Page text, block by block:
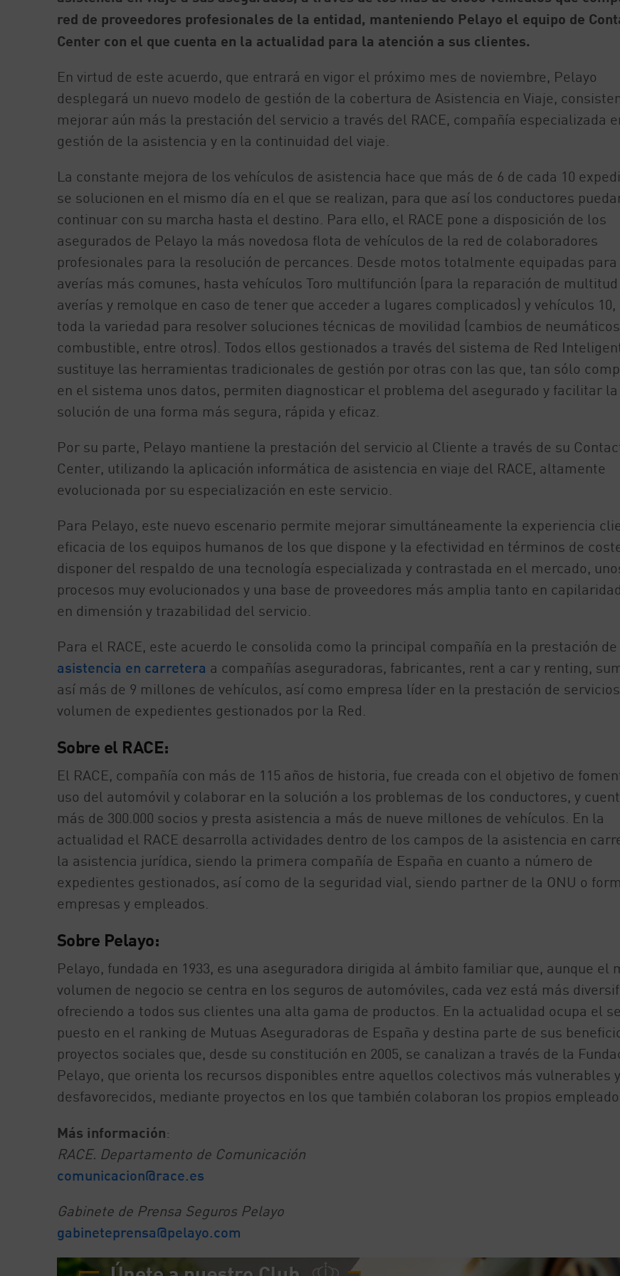
red de proveedores profesionales de la entidad, manteniendo Pelayo el equipo de
Center con el que cuenta en la actualidad para la atención a sus clientes.
En virtud de este acuerdo, que entrará en vigor el próximo mes de noviembre, Pelayo
desplegará un nuevo modelo de gestión de la cobertura de Asistencia en Viaje,
mejorar aún más la prestación del servicio a través del RACE, compañía especializada
gestión de la asistencia y en la continuidad del viaje.
La constante mejora de los vehículos de asistencia hace que más de 6 de cada 10
se solucionen en el mismo día en el que se realizan, para que así los conductores
continuar con su marcha hasta el destino. Para ello, el RACE pone a disposición de los
asegurados de Pelayo la más novedosa flota de vehículos de la red de colaboradores
profesionales para la resolución de percances. Desde motos totalmente equipadas
averías más comunes, hasta vehículos Toro multifunción (para la reparación de multitud
averías y remolque en caso de tener que acceder a lugares complicados) y vehículos 10,
toda la variedad para resolver soluciones técnicas de movilidad (cambios de
combustible, entre otros). Todos ellos gestionados a través del sistema de Red
sustituye las herramientas tradicionales de gestión por otras con las que, tan sólo
en el sistema unos datos, permiten diagnosticar el problema del asegurado y facilitar la
solución de una forma más segura, rápida y eficaz.
Por su parte, Pelayo mantiene la prestación del servicio al Cliente a través de su
Center, utilizando la aplicación informática de asistencia en viaje del RACE, altamente
evolucionada por su especialización en este servicio.
Para Pelayo, este nuevo escenario permite mejorar simultáneamente la experiencia
eficacia de los equipos humanos de los que dispone y la efectividad en términos de
disponer del respaldo de una tecnología especializada y contrastada en el mercado,
procesos muy evolucionados y una base de proveedores más amplia tanto en
en dimensión y trazabilidad del servicio.
Para el RACE, este acuerdo le consolida como la principal compañía en la prestación de
asistencia en carretera a compañías aseguradoras, fabricantes, rent a car y renting,
así más de 9 millones de vehículos, así como empresa líder en la prestación de
volumen de expedientes gestionados por la Red.
Sobre el RACE:
El RACE, compañía con más de 115 años de historia, fue creada con el objetivo de
uso del automóvil y colaborar en la solución a los problemas de los conductores, y
más de 300.000 socios y presta asistencia a más de nueve millones de vehículos. En la
actualidad el RACE desarrolla actividades dentro de los campos de la asistencia en
la asistencia jurídica, siendo la primera compañía de España en cuanto a número de
expedientes gestionados, así como de la seguridad vial, siendo partner de la ONU o
empresas y empleados.
Sobre Pelayo:
Pelayo, fundada en 1933, es una aseguradora dirigida al ámbito familiar que, aunque el
volumen de negocio se centra en los seguros de automóviles, cada vez está más
ofreciendo a todos sus clientes una alta gama de productos. En la actualidad ocupa el
puesto en el ranking de Mutuas Aseguradoras de España y destina parte de sus
proyectos sociales que, desde su constitución en 2005, se canalizan a través de la
Pelayo, que orienta los recursos disponibles entre aquellos colectivos más vulnerables y
desfavorecidos, mediante proyectos en los que también colaboran los propios
Más información:
RACE. Departamento de Comunicación
comunicacion@race.es
Gabinete de Prensa Seguros Pelayo
gabineteprensa@pelayo.com